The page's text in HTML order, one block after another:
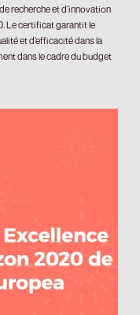
recherche et d’innovation
Le certificat garantit le
et d’efficacité dans la
dans le cadre du budget